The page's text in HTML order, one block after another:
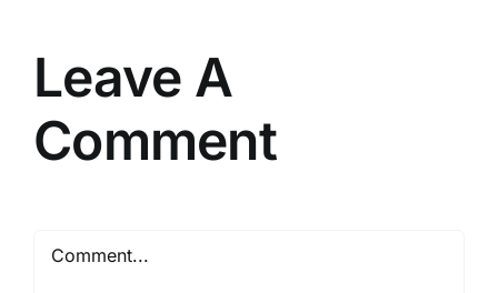
Leave A
Comment
Comment